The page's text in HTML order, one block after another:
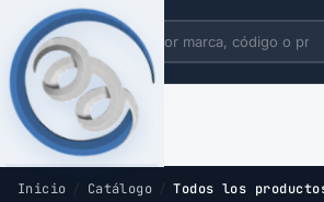
Inicio / Catálogo Todos los